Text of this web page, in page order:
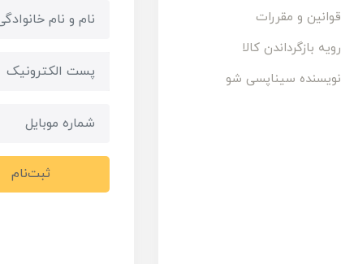
قوانین و مقررات
رویه بازگرداندن کالا
نویسنده سیناپسی شو
ثبت‌نام